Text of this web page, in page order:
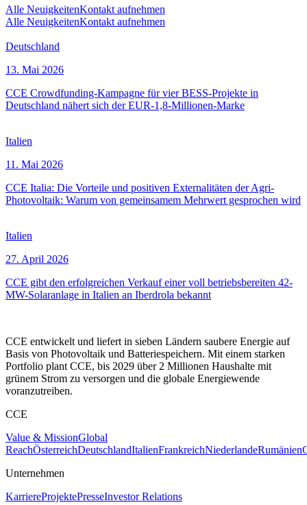
Alle NeuigkeitenKontakt aufnehmen
Alle NeuigkeitenKontakt aufnehmen
Deutschland
13. Mai 2026
CCE Crowdfunding-Kampagne für vier BESS-Projekte in
Deutschland nähert sich der EUR-1,8-Millionen-Marke
Italien
11. Mai 2026
CCE Italia: Die Vorteile und positiven Externalitäten der Agri-
Photovoltaik: Warum von gemeinsamem Mehrwert gesprochen wird
Italien
27. April 2026
CCE gibt den erfolgreichen Verkauf einer voll betriebsbereiten 42-
MW-Solaranlage in Italien an Iberdrola bekannt
CCE entwickelt und liefert in sieben Ländern saubere Energie auf
Basis von Photovoltaik und Batteriespeichern. Mit einem starken
Portfolio plant CCE, bis 2029 über 2 Millionen Haushalte mit
grünem Strom zu versorgen und die globale Energiewende
voranzutreiben.
CCE
Value & MissionGlobal
ReachÖsterreichDeutschlandItalienFrankreichNiederlandeRumänien
Unternehmen
KarriereProjektePresseInvestor Relations